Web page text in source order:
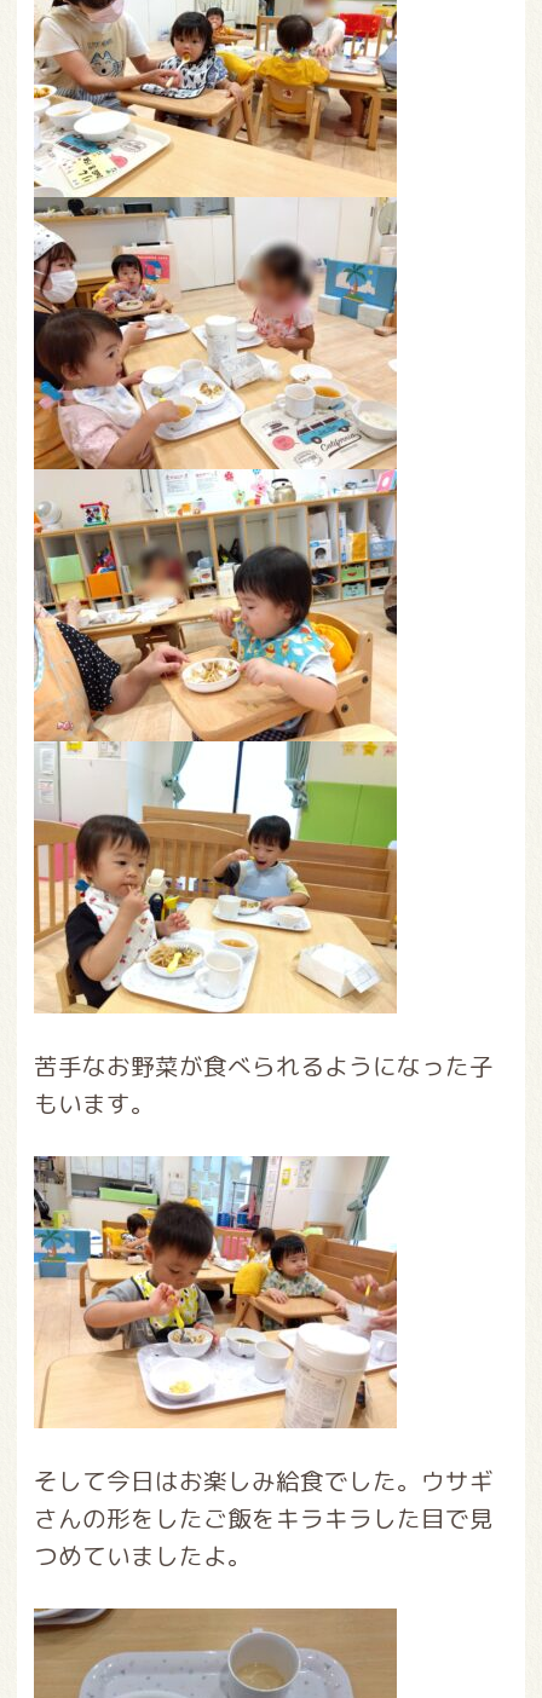
苦手なお野菜が食べられるようになった子
もいます。
そして今日はお楽しみ給食でした。ウサギ
さんの形をしたご飯をキラキラした目で見
つめていましたよ。